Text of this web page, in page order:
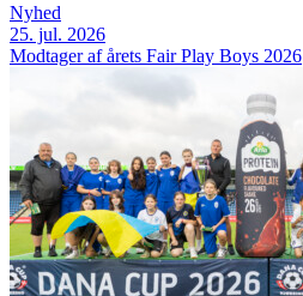
Nyhed
25. jul. 2026
Modtager af årets Fair Play Boys 2026